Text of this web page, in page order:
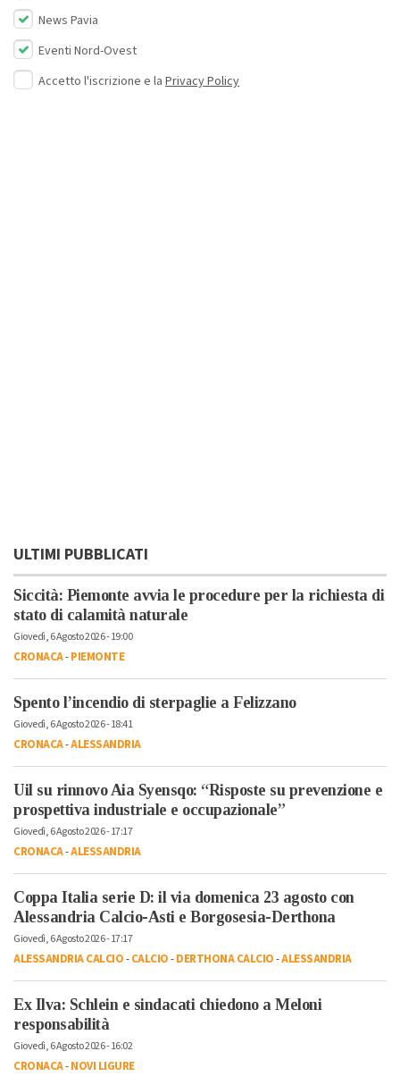
News Pavia
Eventi Nord-Ovest
Accetto l'iscrizione e la Privacy Policy
ULTIMI PUBBLICATI
Siccità: Piemonte avvia le procedure per la richiesta di
stato di calamità naturale
Giovedì, 6 Agosto 2026 - 19:00
CRONACA-PIEMONTE
Spento l’incendio di sterpaglie a Felizzano
Giovedì, 6 Agosto 2026 - 18:41
CRONACA-ALESSANDRIA
Uil su rinnovo Aia Syensqo: “Risposte su prevenzione e
prospettiva industriale e occupazionale”
Giovedì, 6 Agosto 2026 - 17:17
CRONACA-ALESSANDRIA
Coppa Italia serie D: il via domenica 23 agosto con
Alessandria Calcio-Asti e Borgosesia-Derthona
Giovedì, 6 Agosto 2026 - 17:17
ALESSANDRIA CALCIO-CALCIO-DERTHONA CALCIO-ALESSANDRIA
Ex Ilva: Schlein e sindacati chiedono a Meloni
responsabilità
Giovedì, 6 Agosto 2026 - 16:02
CRONACA-NOVI LIGURE